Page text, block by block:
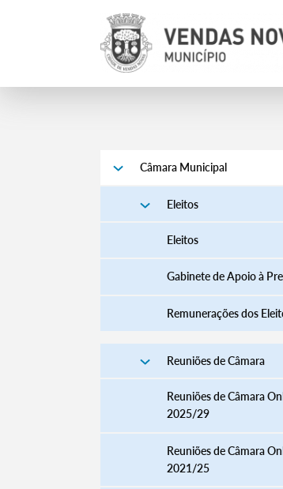
Câmara Municipal
Eleitos
Eleitos
Gabinete de Apoio à
Remunerações dos
Reuniões de Câmara
Reuniões de Câmara
2025/29
Reuniões de Câmara
2021/25